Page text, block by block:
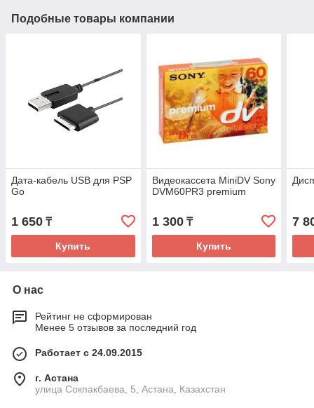
Подобные товары компании
Дата-кабель USB для PSP
Go
1 650 ₸
Купить
Видеокассета MiniDV Sony
DVM60PR3 premium
1 300₸
Купить
7
О нас
Рейтинг не сформирован
Менее 5 отзывов за последний год
Работает с 24.09.2015
г. Астана
улица Сокпакбаева, 5, Астана, Казахстан